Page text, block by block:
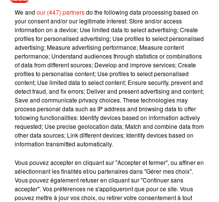
Pour rappel, le prénom de leur fils, Isaiah, est formé par les
racines "isha" et "eli". La première signifie "salut" tandis
que la seconde fait référence à "Dieu". Fêté le 6 juillet, ce
prénom est en fait la forme anglo-saxonne d’Isaïe, l’un des
quatre grands prophètes de l’Ancien Testament.
Musique
Benny Blanco invite Selena Gomez et
Becky G sur son nouveau single
Tiny Desk invite Charlie Puth pour une
We and our (447) partnersdo the following data processing based on
your consent and/or our legitimate interest: Store and/or access
information on a device; Use limited data to select advertising; Create
profiles for personalised advertising; Use profiles to select personalised
advertising; Measure advertising performance; Measure content
performance; Understand audiences through statistics or combinations
of data from different sources; Develop and improve services; Create
profiles to personalise content; Use profiles to select personalised
content; Use limited data to select content; Ensure security, prevent and
detect fraud, and fix errors; Deliver and present advertising and content;
Save and communicate privacy choices. These technologies may
process personal data such as IP address and browsing data to offer
following functionalities: Identify devices based on information actively
requested; Use precise geolocation data; Match and combine data from
other data sources; Link different devices; Identify devices based on
information transmitted automatically.
Vous pouvez accepter en cliquant sur "Accepter et fermer", ou affiner en
sélectionnant les finalités et/ou partenaires dans "Gérer mes choix".
Vous pouvez également refuser en cliquant sur "Continuer sans
accepter". Vos préférences ne s'appliqueront que pour ce site. Vous
pouvez mettre à jour vos choix, ou retirer votre consentement à tout